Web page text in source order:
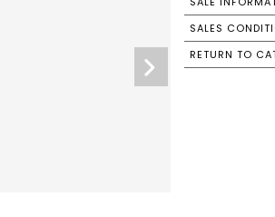
SALES
RETURN TO